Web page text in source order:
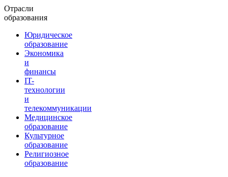
Отрасли
образования
Юридическое
образование
Экономика
и
финансы
IT-
технологии
и
телекоммуникации
Медицинское
образование
Культурное
образование
Религиозное
образование